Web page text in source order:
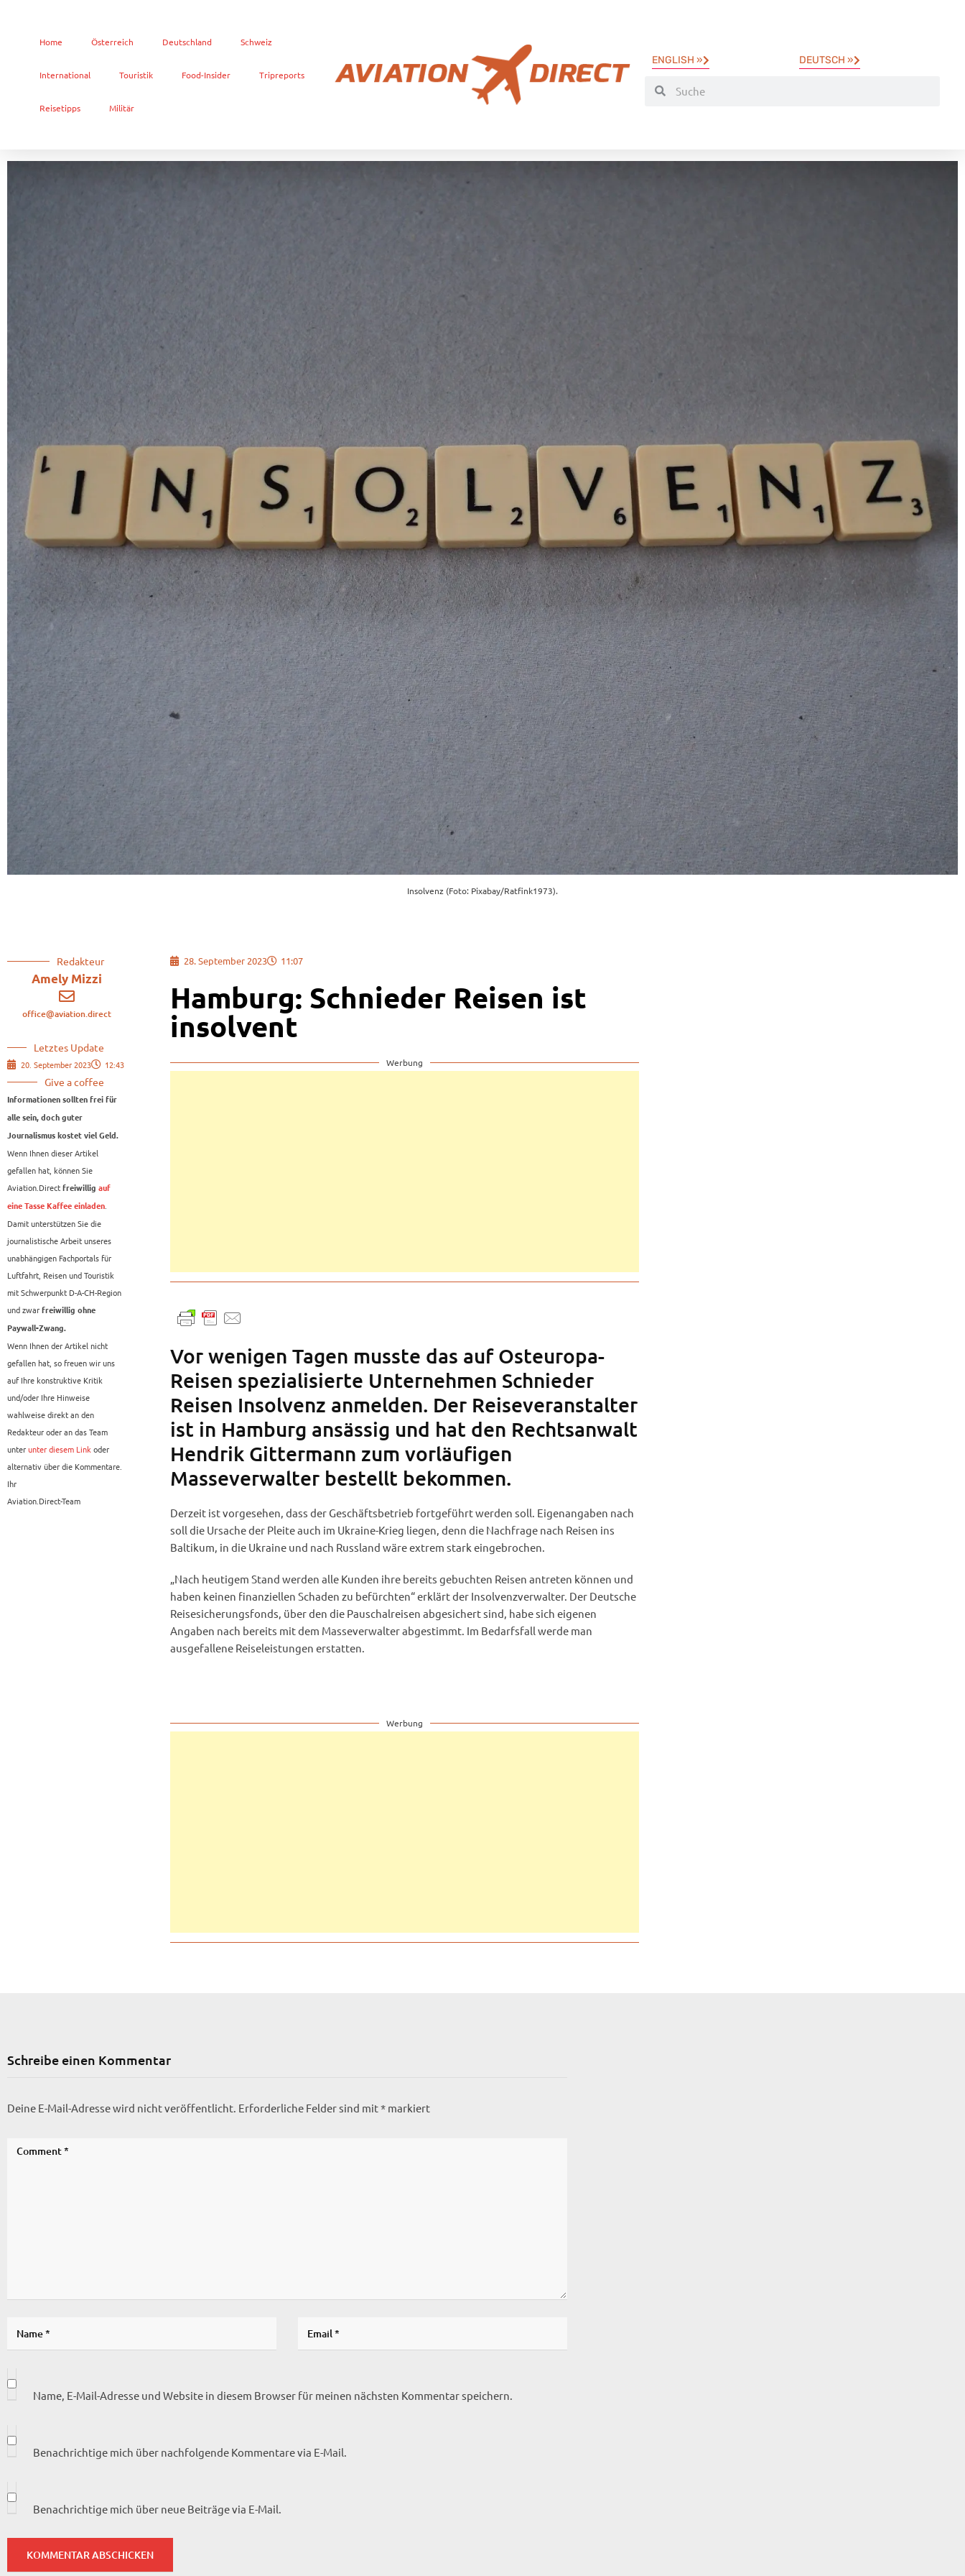
Home Österreich Deutschland Schweiz
International Touristik Food-Insider Tripreports
Reisetipps Militär
ENGLISH » DEUTSCH »
Insolvenz (Foto: Pixabay/Ratfink1973).
Redakteur
Amely Mizzi
office@aviation.direct
Letztes Update
20. September 2023 12:43
Give a coffee
Informationen sollten frei für
alle sein, doch guter
Journalismus kostet viel Geld.
Wenn Ihnen dieser Artikel
gefallen hat, können Sie
Aviation.Direct freiwillig auf
eine Tasse Kaffee einladen.
Damit unterstützen Sie die
journalistische Arbeit unseres
unabhängigen Fachportals für
Luftfahrt, Reisen und Touristik
mit Schwerpunkt D-A-CH-Region
und zwar freiwillig ohne
Paywall-Zwang.
Wenn Ihnen der Artikel nicht
gefallen hat, so freuen wir uns
auf Ihre konstruktive Kritik
und/oder Ihre Hinweise
wahlweise direkt an den
Redakteur oder an das Team
unterunter diesem Linkoder
alternativ über die Kommentare.
Ihr
Aviation.Direct-Team
28. September 2023 11:07
Hamburg: Schnieder Reisen ist
insolvent
Werbung
Vor wenigen Tagen musste das auf Osteuropa-
Reisen spezialisierte Unternehmen Schnieder
Reisen Insolvenz anmelden. Der Reiseveranstalter
ist in Hamburg ansässig und hat den Rechtsanwalt
Hendrik Gittermann zum vorläufigen
Masseverwalter bestellt bekommen.
Derzeit ist vorgesehen, dass der Geschäftsbetrieb fortgeführt werden soll. Eigenangaben nach
soll die Ursache der Pleite auch im Ukraine-Krieg liegen, denn die Nachfrage nach Reisen ins
Baltikum, in die Ukraine und nach Russland wäre extrem stark eingebrochen.
„Nach heutigem Stand werden alle Kunden ihre bereits gebuchten Reisen antreten können und
haben keinen finanziellen Schaden zu befürchten“ erklärt der Insolvenzverwalter. Der Deutsche
Reisesicherungsfonds, über den die Pauschalreisen abgesichert sind, habe sich eigenen
Angaben nach bereits mit dem Masseverwalter abgestimmt. Im Bedarfsfall werde man
ausgefallene Reiseleistungen erstatten.
Werbung
Schreibe einen Kommentar
Deine E-Mail-Adresse wird nicht veröffentlicht. Erforderliche Felder sind mit* markiert
Name, E-Mail-Adresse und Website in diesem Browser für meinen nächsten Kommentar speichern.
Benachrichtige mich über nachfolgende Kommentare via E-Mail.
Benachrichtige mich über neue Beiträge via E-Mail.